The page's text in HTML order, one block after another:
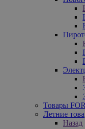
Товары
Летние
Назад